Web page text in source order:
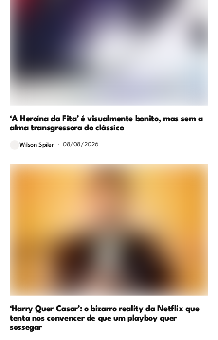
‘A Heroína da Fita’ é visualmente bonito, mas sem a
alma transgressora do clássico
Wilson Spiler 08/08/2026
‘Harry Quer Casar’: o bizarro reality da Netflix que
tenta nos convencer de que um playboy quer
sossegar